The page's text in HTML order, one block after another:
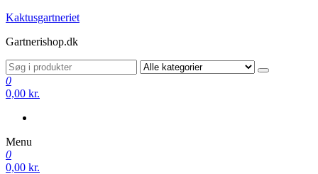
Videre
indhold
Kaktusgartneriet
Gartnerishop.dk
0
0,00 kr.
Menu
0
0,00 kr.